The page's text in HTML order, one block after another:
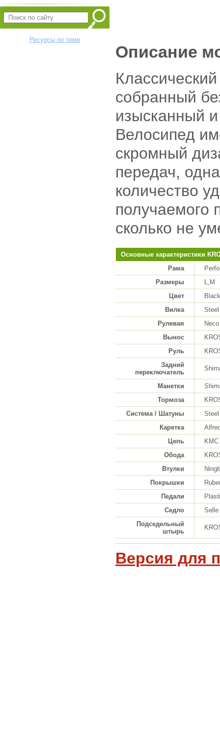
Ресурсы по теме
Описание
собранный
изысканный
Велосипед
скромный
передач,
количество
получаемого
сколько не
Основные характеристики
Рама
Размеры
L,M
Цвет
Вилка
Рулевая
Вынос
Руль
Задний
переключатель
Манетки
Тормоза
Система / Шатуны
Каретка
Цепь
Обода
Втулки
Покрышки
Педали
Седло
Selle
Подседельный
штырь
Версия для